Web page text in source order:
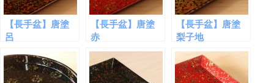
【長手盆】唐塗
呂
【長手盆】唐塗
赤
【長手盆】唐塗
梨子地